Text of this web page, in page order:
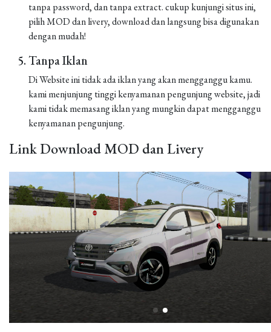
tanpa password, dan tanpa extract. cukup kunjungi situs ini,
pilih MOD dan livery, download dan langsung bisa digunakan
dengan mudah!
Tanpa Iklan
Di Website ini tidak ada iklan yang akan mengganggu kamu.
kami menjunjung tinggi kenyamanan pengunjung website, jadi
kami tidak memasang iklan yang mungkin dapat mengganggu
kenyamanan pengunjung.
Link Download MOD dan Livery